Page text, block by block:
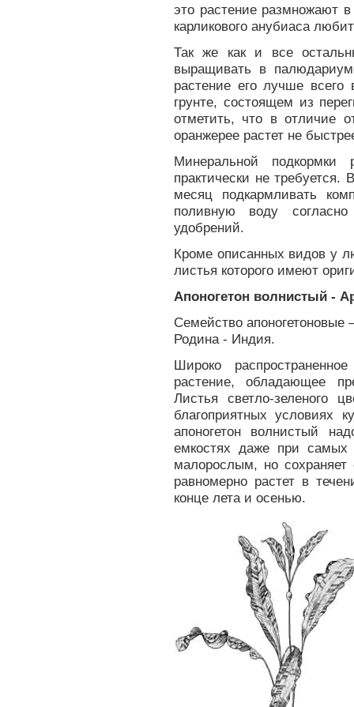
это растение размножают
карликового анубиаса
Так же как и все
выращивать в
растение его лучше
грунте, состоящем из
отметить, что в отличие
оранжерее растет не
Минеральной подкормки
практически не
месяц подкармливать
поливную воду
удобрений.
Кроме описанных видов у
листья которого имеют
Апоногетон волнистый -
Семейство апоногетоновые
Родина - Индия.
Широко
растение, обладающее
Листья светло-зеленого
благоприятных условиях
апоногетон волнистый
емкостях даже при самых
малорослым, но сохраняет
равномерно растет в
конце лета и осенью.